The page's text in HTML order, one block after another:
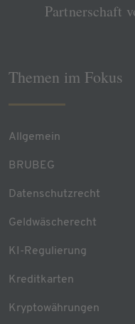
Partnerschaft
Themen im Fokus
Allgemein
BRUBEG
Datenschutzrecht
Geldwäscherecht
KI-Regulierung
Kreditkarten
Kryptowährungen